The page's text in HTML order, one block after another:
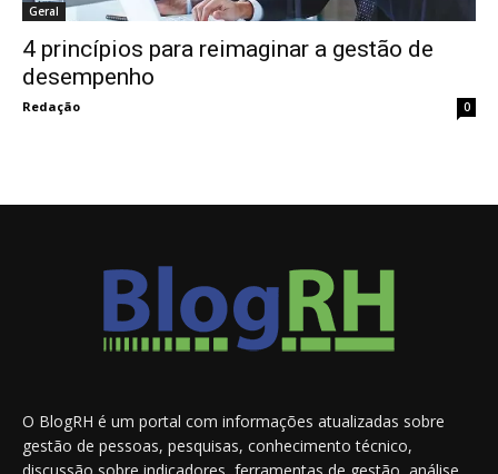
Geral
4 princípios para reimaginar a gestão de
desempenho
Redação 0
O BlogRH é um portal com informações atualizadas sobre
gestão de pessoas, pesquisas, conhecimento técnico,